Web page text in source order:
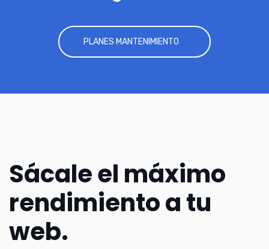
PLANES MANTENIMIENTO
Sácale el máximo
rendimiento a tu
web.